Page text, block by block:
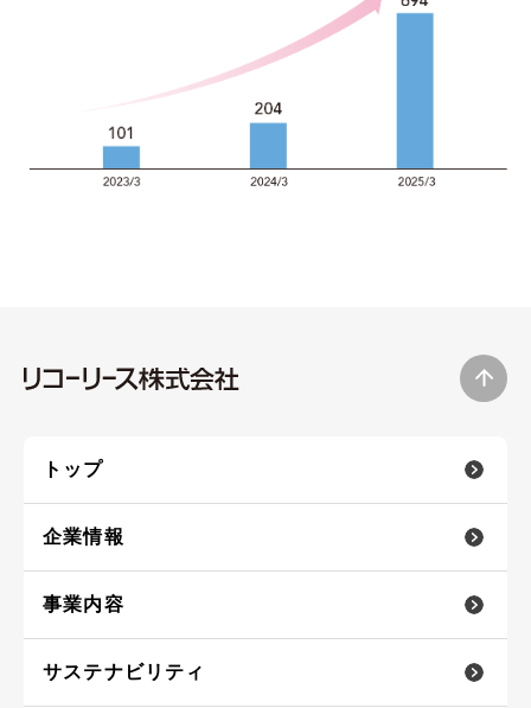
トップ
企業情報
事業内容
サステナビリティ